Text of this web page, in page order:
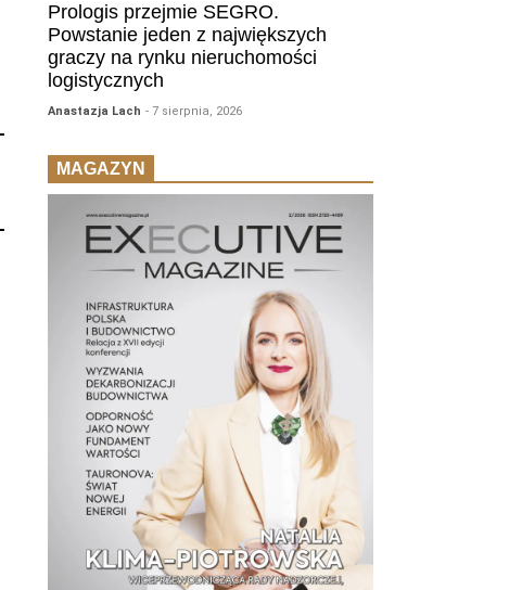
Prologis przejmie SEGRO.
Powstanie jeden z największych
graczy na rynku nieruchomości
logistycznych
Anastazja Lach - 7 sierpnia, 2026
MAGAZYN